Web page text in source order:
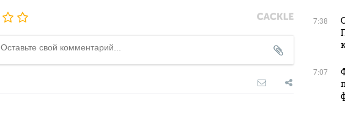
7:38
7:07